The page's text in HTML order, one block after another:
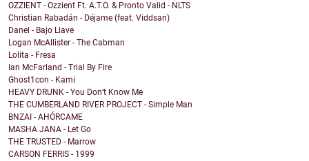
OZZIENT - Ozzient Ft. A.T.O. & Pronto Valid - NLTS
Christian Rabadán - Déjame (feat. Viddsan)
Danel - Bajo Llave
Logan McAllister - The Cabman
Lolita - Fresa
Ian McFarland - Trial By Fire
Ghost1con - Kami
HEAVY DRUNK - You Don’t Know Me
THE CUMBERLAND RIVER PROJECT - Simple Man
BNZAI - AHÓRCAME
MASHA JANA - Let Go
THE TRUSTED - Marrow
CARSON FERRIS - 1999